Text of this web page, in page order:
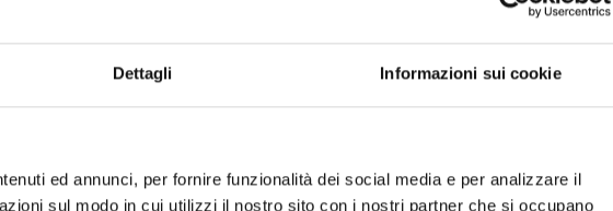
Dettagli Informazioni sui cookie
ed annunci, per fornire funzionalità dei social media e per analizzare il
sul modo in cui utilizzi il nostro sito con i nostri partner che si occupano